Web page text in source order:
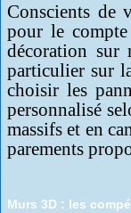
Conscients de
pour le
décoration sur
particulier sur
choisir les
personnalisé
massifs et en
parements
Murs 3D : les